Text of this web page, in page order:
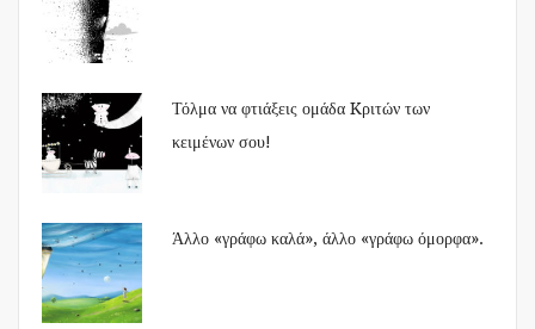
Τόλμα να φτιάξεις ομάδα Kριτών των
κειμένων σου!
Άλλο «γράφω καλά», άλλο «γράφω όμορφα».